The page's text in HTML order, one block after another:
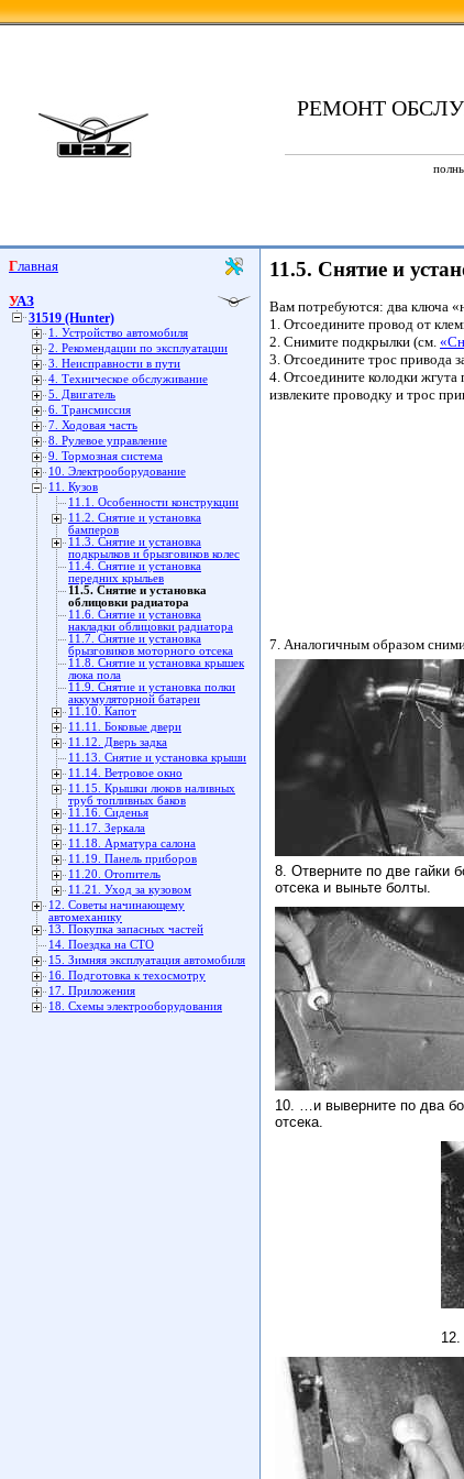
РЕМОНТ
Главная
УАЗ
31519 (Hunter)
1. Устройство автомобиля
2. Рекомендации по эксплуатации
3. Неисправности в пути
4. Техническое обслуживание
5. Двигатель
6. Трансмиссия
7. Ходовая часть
8. Рулевое управление
9. Тормозная система
10. Электрооборудование
11. Кузов
11.1. Особенности конструкции
11.2. Снятие и установка
бамперов
11.3. Снятие и установка
подкрылков и брызговиков колес
11.4. Снятие и установка
передних крыльев
11.5. Снятие и установка
облицовки радиатора
11.6. Снятие и установка
накладки облицовки радиатора
11.7. Снятие и установка
брызговиков моторного отсека
11.8. Снятие и установка крышек
люка пола
11.9. Снятие и установка полки
аккумуляторной батареи
11.10. Капот
11.11. Боковые двери
11.12. Дверь задка
11.13. Снятие и установка крыши
11.14. Ветровое окно
11.15. Крышки люков наливных
труб топливных баков
11.16. Сиденья
11.17. Зеркала
11.18. Арматура салона
11.19. Панель приборов
11.20. Отопитель
11.21. Уход за кузовом
12. Советы начинающему
автомеханику
13. Покупка запасных частей
14. Поездка на СТО
15. Зимняя эксплуатация автомобиля
16. Подготовка к техосмотру
17. Приложения
18. Схемы электрооборудования
11.5. Снятие и
Вам потребуются: два ключа
1. Отсоедините провод от
2. Снимите подкрылки (см.
3. Отсоедините трос привода
4. Отсоедините колодки жгута
извлеките проводку и трос
7. Аналогичным образом
8. Отверните по две гайки
отсека и выньте болты.
10. …и выверните по два
отсека.